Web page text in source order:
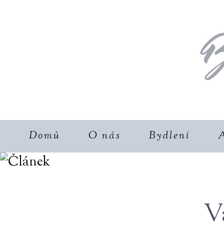
Domů O nás Bydlení